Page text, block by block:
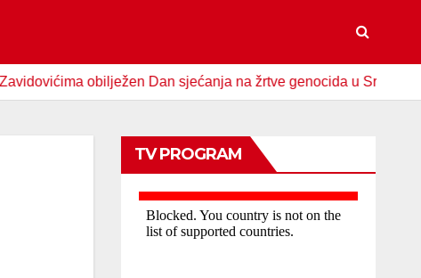
obilježen Dan sjećanja na žrtve genocida u Srebrenici
TV PROGRAM